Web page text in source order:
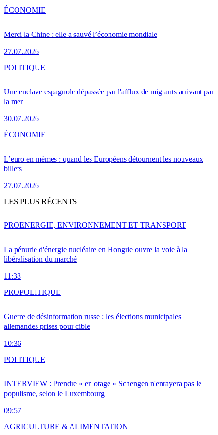
Merci la Chine : elle a sauvé l’économie mondiale
27.07.2026
ÉCONOMIE
Une enclave espagnole dépassée par l'afflux de migrants arrivant par
la mer
30.07.2026
POLITIQUE
L’euro en mèmes : quand les Européens détournent les nouveaux
billets
27.07.2026
ÉCONOMIE
LES PLUS RÉCENTS
La pénurie d'énergie nucléaire en Hongrie ouvre la voie à la
libéralisation du marché
11:38
PROENERGIE, ENVIRONNEMENT ET TRANSPORT
Guerre de désinformation russe : les élections municipales
allemandes prises pour cible
10:36
PROPOLITIQUE
INTERVIEW : Prendre « en otage » Schengen n'enrayera pas le
populisme, selon le Luxembourg
09:57
POLITIQUE
AGRICULTURE & ALIMENTATION